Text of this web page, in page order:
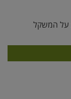
על המשקל